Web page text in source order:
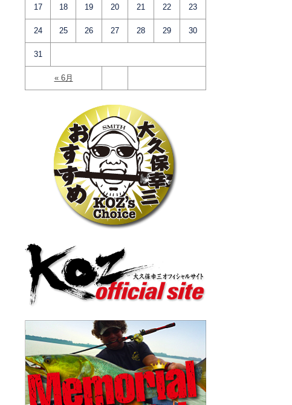
« 6月
17 18 19 20 21 22 23
24 25 26 27 28 29 30
31